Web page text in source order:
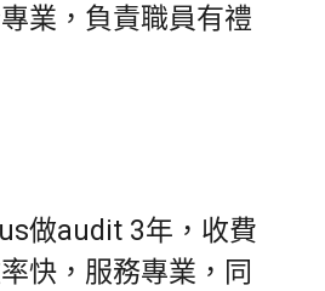
業，負責職員有禮
做audit 3年，收費
快，服務專業，同